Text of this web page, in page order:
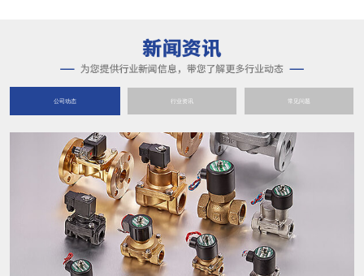
公司动态 行业资讯 常见问题